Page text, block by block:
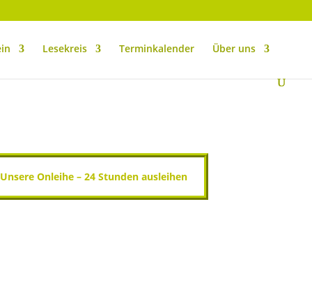
Lesekreis Terminkalender Über uns
Unsere Onleihe – 24 Stunden ausleihen